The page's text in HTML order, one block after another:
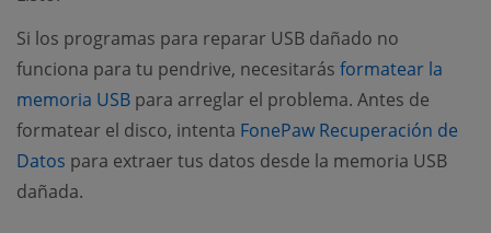
Si los programas para reparar USB dañado no
funciona para tu pendrive, necesitarás formatear la
memoria USB (opens new window)
para arreglar el problema. Antes de
formatear el disco, intenta FonePaw Recuperación de
Datos (opens new window)
para extraer tus datos desde la memoria USB
dañada.